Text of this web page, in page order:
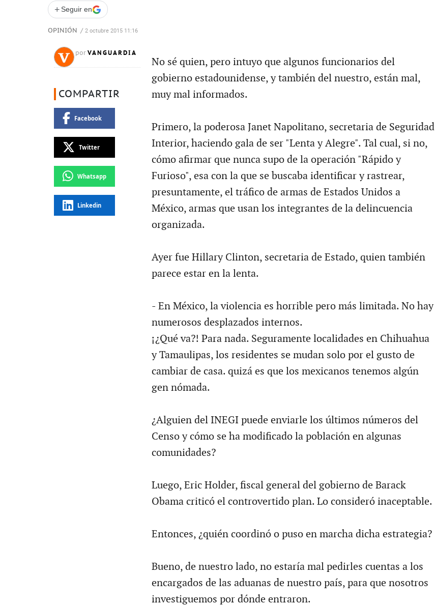
+ Seguir en
OPINIÓN / 2 octubre 2015 11:16
por VANGUARDIA
COMPARTIR
Facebook
Twitter
Whatsapp
Linkedin
No sé quien, pero intuyo que algunos funcionarios del
gobierno estadounidense, y también del nuestro, están mal,
muy mal informados.
Primero, la poderosa Janet Napolitano, secretaria de Seguridad
Interior, haciendo gala de ser "Lenta y Alegre". Tal cual, si no,
cómo afirmar que nunca supo de la operación "Rápido y
Furioso", esa con la que se buscaba identificar y rastrear,
presuntamente, el tráfico de armas de Estados Unidos a
México, armas que usan los integrantes de la delincuencia
organizada.
Ayer fue Hillary Clinton, secretaria de Estado, quien también
parece estar en la lenta.
- En México, la violencia es horrible pero más limitada. No hay
numerosos desplazados internos.
¡¿Qué va?! Para nada. Seguramente localidades en Chihuahua
y Tamaulipas, los residentes se mudan solo por el gusto de
cambiar de casa. quizá es que los mexicanos tenemos algún
gen nómada.
¿Alguien del INEGI puede enviarle los últimos números del
Censo y cómo se ha modificado la población en algunas
comunidades?
Luego, Eric Holder, fiscal general del gobierno de Barack
Obama criticó el controvertido plan. Lo consideró inaceptable.
Entonces, ¿quién coordinó o puso en marcha dicha estrategia?
Bueno, de nuestro lado, no estaría mal pedirles cuentas a los
encargados de las aduanas de nuestro país, para que nosotros
investiguemos por dónde entraron.